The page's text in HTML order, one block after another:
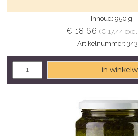
Inhoud: 950 g
€ 18,66 (€ 17,44
Artikelnummer:
in